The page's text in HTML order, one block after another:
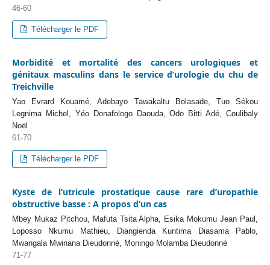
46-60
Télécharger le PDF
Morbidité et mortalité des cancers urologiques et
génitaux masculins dans le service d’urologie du chu de
Treichville
Yao Evrard Kouamé, Adebayo Tawakaltu Bolasade, Tuo Sékou
Legnima Michel, Yéo Donafologo Daouda, Odo Bitti Adé, Coulibaly
Noël
61-70
Télécharger le PDF
Kyste de l’utricule prostatique cause rare d’uropathie
obstructive basse : A propos d’un cas
Mbey Mukaz Pitchou, Mafuta Tsita Alpha, Esika Mokumu Jean Paul,
Loposso Nkumu Mathieu, Diangienda Kuntima Diasama Pablo,
Mwangala Mwinana Dieudonné, Moningo Molamba Dieudonné
71-77